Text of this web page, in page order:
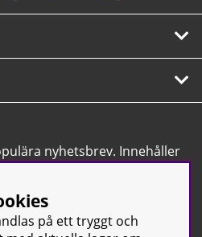
nyhetsbrev. Innehåller
bästa erbjudanden.
på ett tryggt och